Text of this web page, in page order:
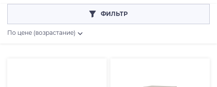
ФИЛЬТР
По цене (возрастание)